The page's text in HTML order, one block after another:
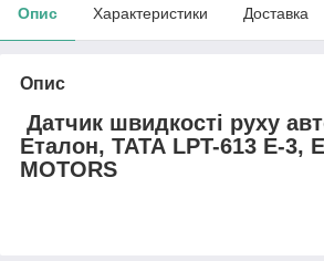
Опис Характеристики Доставка
Опис
Датчик швидкості руху
Еталон, ТАТА LPT-613 E-3,
MOTORS